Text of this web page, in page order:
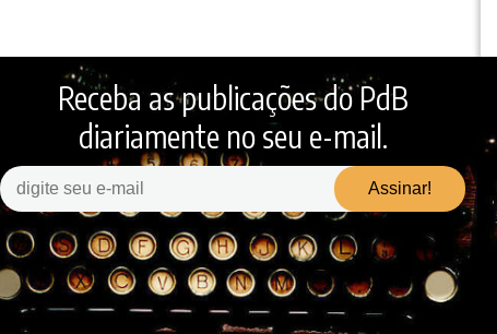
Receba as publicações do PdB
diariamente no seu e-mail.